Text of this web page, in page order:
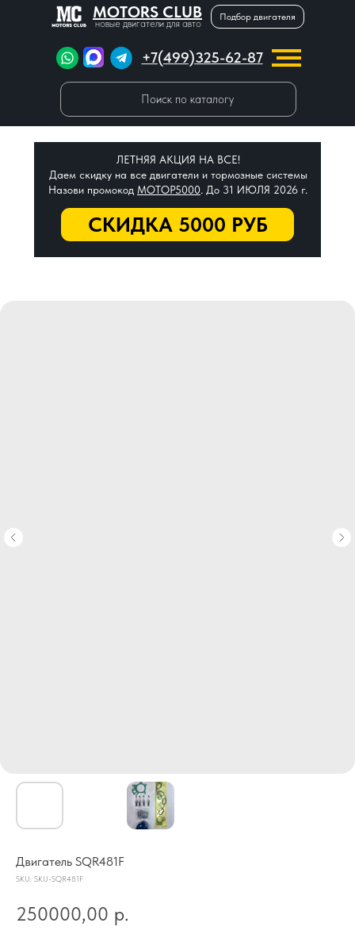
MOTORS CLUB
новые двигатели для авто
Подбор двигателя
+7(499)325-62-87
Поиск по каталогу
СКИДКА 5000 РУБ
ЛЕТНЯЯ АКЦИЯ НА ВСЕ!
Даем скидку на все двигатели и тормозные системы
Назови промокод МОТОР5000. До 31 ИЮЛЯ 2026 г.
Двигатель SQR481F
SKU: SKU-SQR481F
250000,00 р.